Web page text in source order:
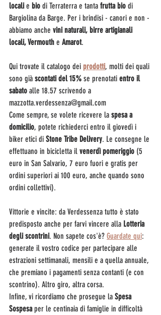
locali e bio di Terraterra e tanta frutta bio di
Bargiolina da Barge. Per i brindisi - canori e non -
abbiamo anche vini naturali, birre artigianali
locali, Vermouth e Amarot.
Qui trovate il catalogo dei prodotti, molti dei quali
sono già scontati del 15% se prenotati entro il
sabato alle 18.57 scrivendo a
mazzotta.verdessenza@gmail.com
Come sempre, se volete ricevere la spesa a
domicilio, potete richiederci entro il giovedì i
biker etici di Stone Tribe Delivery. Le consegne le
effettuano in bicicletta il venerdì pomeriggio (5
euro in San Salvario, 7 euro fuori e gratis per
ordini superiori ai 100 euro, anche quando sono
ordini collettivi).
Vittorie e vincite: da Verdessenza tutto è stato
predisposto anche per farvi vincere alla Lotteria
degli scontrini. Non sapete cos'è? Guardate qui:
generate il vostro codice per partecipare alle
estrazioni settimanali, mensili e a quella annuale,
che premiano i pagamenti senza contanti (e con
scontrino). Altro giro, altra corsa.
Infine, vi ricordiamo che prosegue la Spesa
Sospesa per le centinaia di famiglie in difficoltà